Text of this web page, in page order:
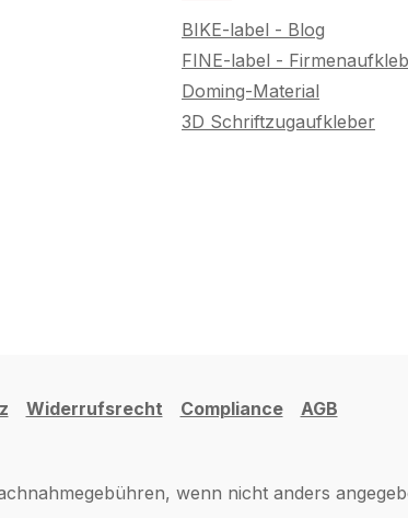
BIKE-label - Blog
FINE-label -
Doming-Material
3D Schriftzugaufkleber
Widerrufsrecht Compliance AGB
wenn nicht anders